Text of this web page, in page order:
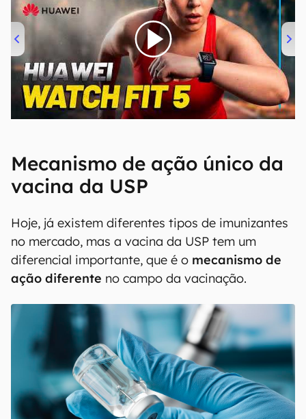
00:00/04:51
Mecanismo de ação único da
vacina da USP
Hoje, já existem diferentes tipos de imunizantes
no mercado, mas a vacina da USP tem um
diferencial importante, que é o mecanismo de
ação diferente no campo da vacinação.